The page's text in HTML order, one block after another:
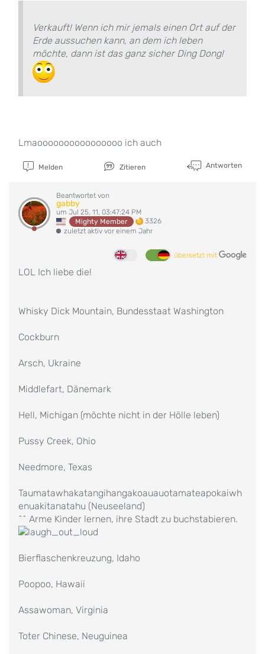
Verkauft! Wenn ich mir jemals einen Ort auf der
Erde aussuchen kann, an dem ich leben
möchte, dann ist das ganz sicher Ding Dong!
Lmaoooooooooooooooo ich auch
Melden Zitieren Antworten
Beantwortet von
gabby
um Jul 25, 11, 03:47:24 PM
Mighty Member
3326
zuletzt aktiv vor einem Jahr
übersetzt mit
LOL Ich liebe die!
Whisky Dick Mountain, Bundesstaat Washington
Cockburn
Arsch, Ukraine
Middlefart, Dänemark
Hell, Michigan (möchte nicht in der Hölle leben)
Pussy Creek, Ohio
Needmore, Texas
Taumatawhakatangihangakoauauotamateapokaiwh
enuakitanatahu (Neuseeland)
^^ Arme Kinder lernen, ihre Stadt zu buchstabieren.
Bierflaschenkreuzung, Idaho
Poopoo, Hawaii
Assawoman, Virginia
Toter Chinese, Neuguinea